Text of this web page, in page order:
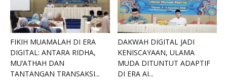
FIKIH MUAMALAH DI ERA
DIGITAL: ANTARA RIDHA,
MU’ATHAH DAN
TANTANGAN TRANSAKSI...
DAKWAH DIGITAL JADI
KENISCAYAAN, ULAMA
MUDA DITUNTUT ADAPTIF
DI ERA AI...